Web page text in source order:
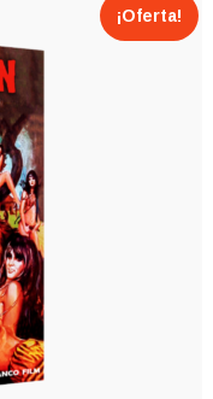
¡Oferta!